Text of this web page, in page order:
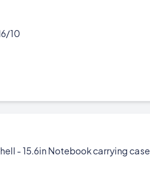
10
- 15.6in Notebook carrying case